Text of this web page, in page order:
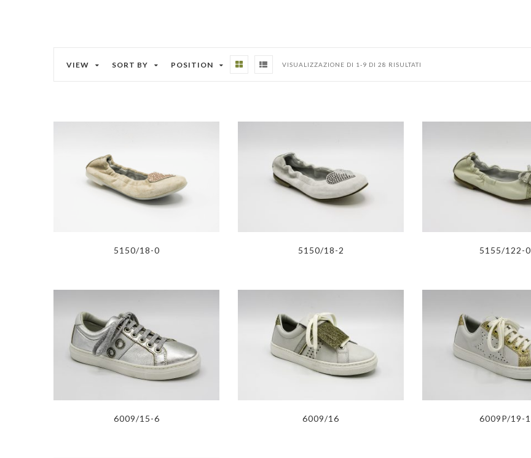
VIEW SORT BY POSITION VISUALIZZAZIONE DI 1-9 DI 28 RISULTATI
5150/18-0 5150/18-2 5155/122-0
6009/15-6 6009/16 6009P/19-1